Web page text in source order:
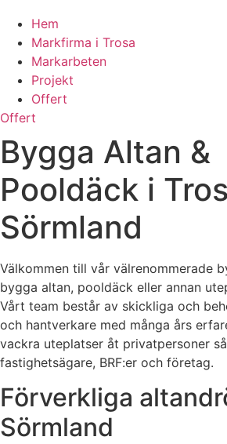
Hem
Markfirma i Trosa
Markarbeten
Projekt
Offert
Offert
Bygga Altan &
Pooldäck i
Sörmland
Välkommen till vår välrenommerade
bygga altan, pooldäck eller annan
Vårt team består av skickliga och
och hantverkare med många års
vackra uteplatser åt privatpersoner
fastighetsägare, BRF:er och företag.
Förverkliga
Sörmland